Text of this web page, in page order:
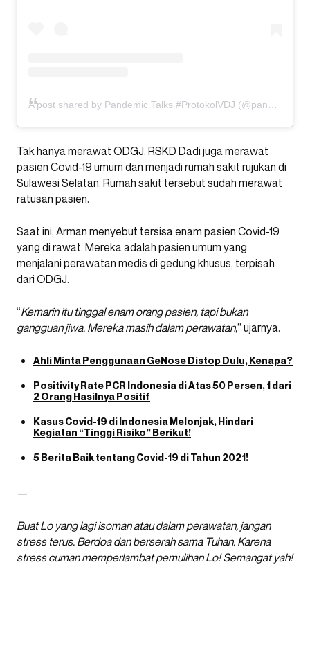
A post shared by Pandemic Talks #ProtokolVDJ (@pandemictalks)
Tak hanya merawat ODGJ, RSKD Dadi juga merawat
pasien Covid-19 umum dan menjadi rumah sakit rujukan di
Sulawesi Selatan. Rumah sakit tersebut sudah merawat
ratusan pasien.
Saat ini, Arman menyebut tersisa enam pasien Covid-19
yang di rawat. Mereka adalah pasien umum yang
menjalani perawatan medis di gedung khusus, terpisah
dari ODGJ.
“Kemarin itu tinggal enam orang pasien, tapi bukan
gangguan jiwa. Mereka masih dalam perawatan,” ujarnya.
Ahli Minta Penggunaan GeNose Distop Dulu, Kenapa?
Positivity Rate PCR Indonesia di Atas 50 Persen, 1 dari
2 Orang Hasilnya Positif
Kasus Covid-19 di Indonesia Melonjak, Hindari
Kegiatan “Tinggi Risiko” Berikut!
5 Berita Baik tentang Covid-19 di Tahun 2021!
—
Buat Lo yang lagi isoman atau dalam perawatan, jangan
stress terus. Berdoa dan berserah sama Tuhan. Karena
stress cuman memperlambat pemulihan Lo! Semangat yah!